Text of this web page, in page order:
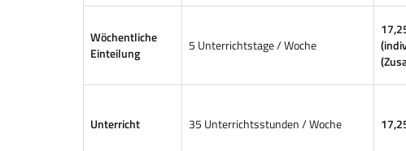
Wöchentliche
Einteilung
5 Unterrichtstage / Woche
Unterricht 35 Unterrichtsstunden / Woche